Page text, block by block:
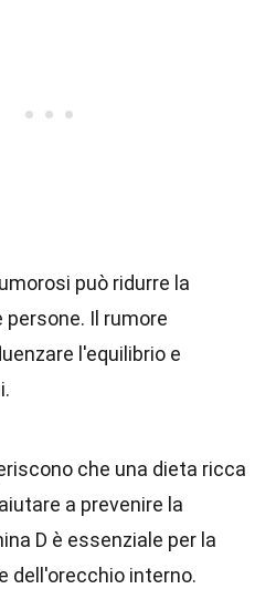
può ridurre la
Il rumore
l'equilibrio e
che una dieta ricca
a prevenire la
D è essenziale per la
dell'orecchio interno.